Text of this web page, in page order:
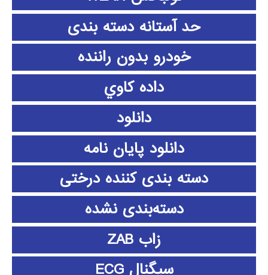
حد آستانه دسته بندی
خودرو بدون راننده
داده كاوي
دانلود
دانلود پايان نامه
دسته بندی کننده درختی
دسته‌بندی نشده
زاب ZAB
سیگنال ECG